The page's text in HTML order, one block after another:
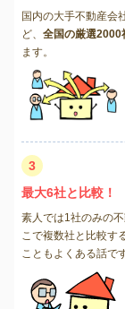
国内の大手不動産会
ど、 全国の厳選2000
ます。
3
最大6社と比較！
素人では1社のみの
こで複数社と比較す
こともよくある話です